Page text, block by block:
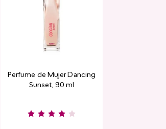
Perfume de Mujer Dancing
Sunset, 90 ml